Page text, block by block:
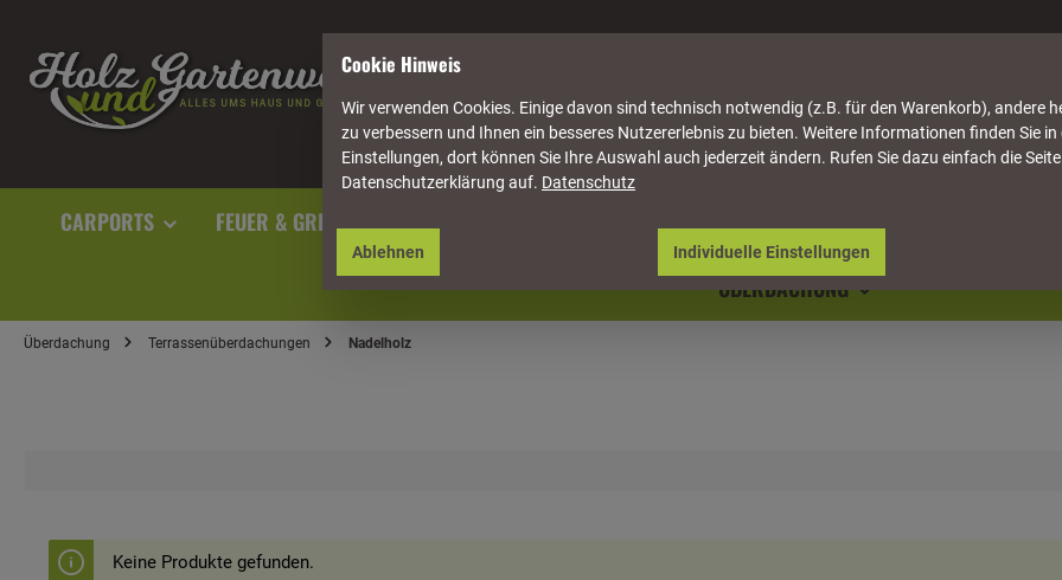
CARPORTS FEUER & GRILL GARTENAUSSTATTUNG HÄUSER & PAVILLONS
ÜBERDACHUNG
Überdachung Terrassenüberdachungen Nadelholz
Keine Produkte gefunden.
Cookie Hinweis
Wir verwenden Cookies. Einige davon sind technisch notwendig (z.B. für den Warenkorb), andere
zu verbessern und Ihnen ein besseres Nutzererlebnis zu bieten. Weitere Informationen finden Sie
Einstellungen, dort können Sie Ihre Auswahl auch jederzeit ändern. Rufen Sie dazu einfach die
Datenschutzerklärung auf. Datenschutz
Individuelle Einstellungen
Ablehnen